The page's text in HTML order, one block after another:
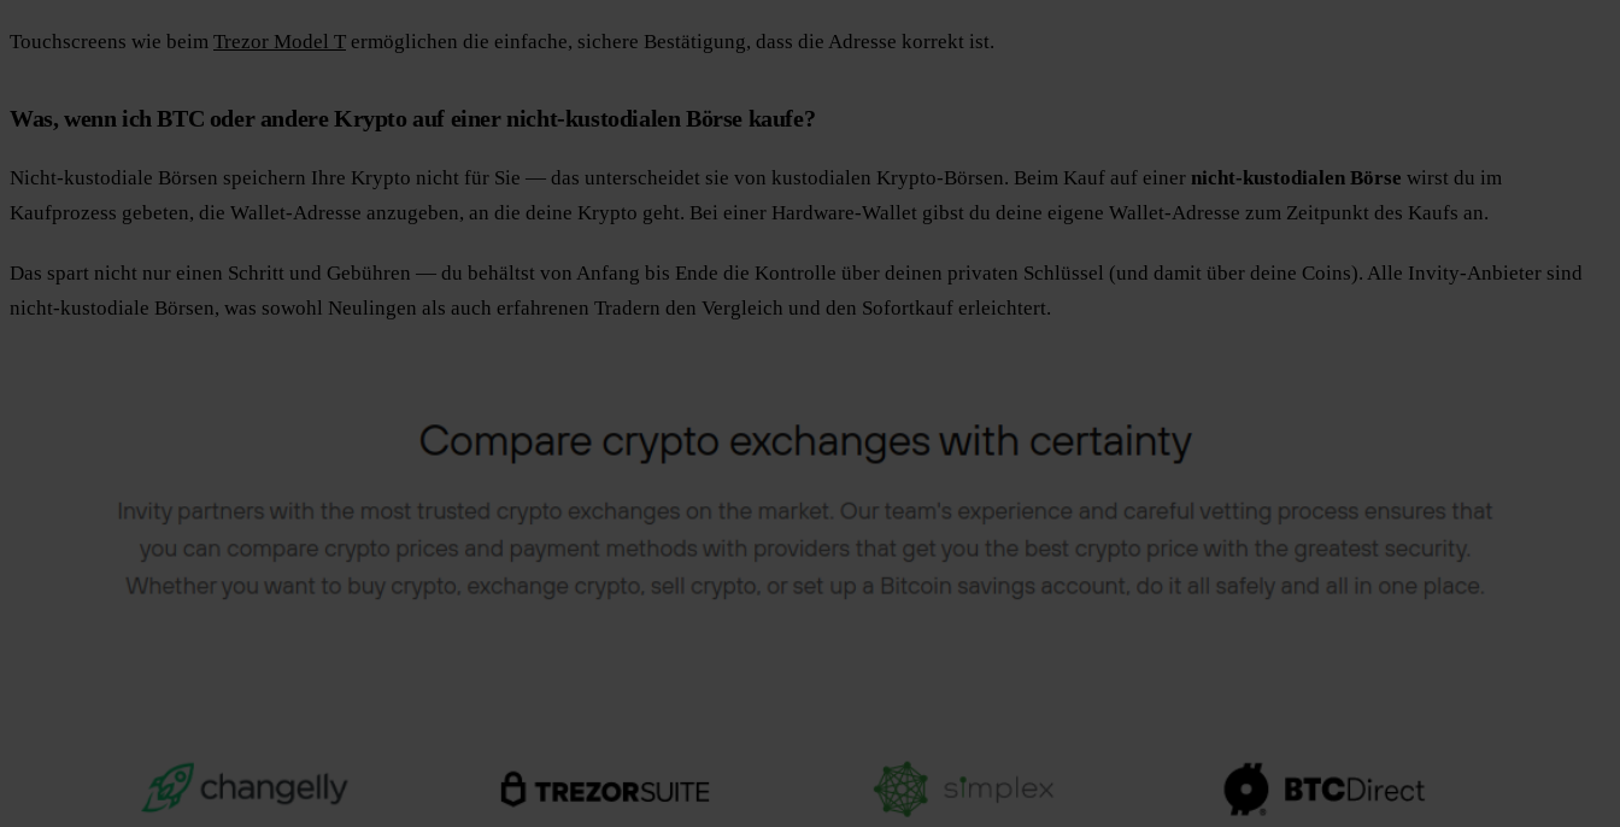
Touchscreens wie beim Trezor Model T ermöglichen die einfache, sichere Bestätigung, dass die Adresse korrekt ist.
Was, wenn ich BTC oder andere Krypto auf einer nicht-kustodialen Börse kaufe?
Nicht-kustodiale Börsen speichern Ihre Krypto nicht für Sie — das unterscheidet sie von kustodialen Krypto-Börsen. Beim Kauf auf einer nicht-kustodialen Börse wirst du im
Kaufprozess gebeten, die Wallet-Adresse anzugeben, an die deine Krypto geht. Bei einer Hardware-Wallet gibst du deine eigene Wallet-Adresse zum Zeitpunkt des Kaufs an.
Das spart nicht nur einen Schritt und Gebühren — du behältst von Anfang bis Ende die Kontrolle über deinen privaten Schlüssel (und damit über deine Coins). Alle Invity-Anbieter sind
nicht-kustodiale Börsen, was sowohl Neulingen als auch erfahrenen Tradern den Vergleich und den Sofortkauf erleichtert.